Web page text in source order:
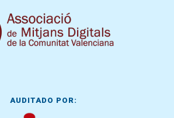
AUDITADO POR: